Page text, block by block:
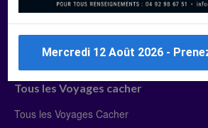
Restaurants cacher à Marseille
Restaurants cacher Dubaï
Tous les Voyages cacher
Tous les Voyages Cacher